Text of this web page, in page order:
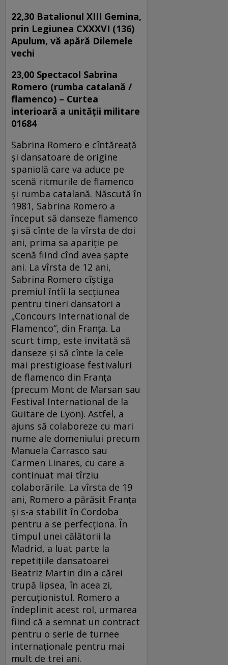
22,30 Batalionul XIII Gemina,
prin Legiunea CXXXVI (136)
Apulum, vă apără Dilemele
vechi
23,00 Spectacol Sabrina
Romero (rumba catalană /
flamenco) – Curtea
interioară a unității militare
01684
Sabrina Romero e cîntăreaţă
şi dansatoare de origine
spaniolă care va aduce pe
scenă ritmurile de flamenco
şi rumba catalană. Născută în
1981, Sabrina Romero a
început să danseze flamenco
şi să cînte de la vîrsta de doi
ani, prima sa apariţie pe
scenă fiind cînd avea şapte
ani. La vîrsta de 12 ani,
Sabrina Romero cîştiga
premiul întîi la secţiunea
pentru tineri dansatori a
„Concours International de
Flamenco“, din Franţa. La
scurt timp, este invitată să
danseze şi să cînte la cele
mai prestigioase festivaluri
de flamenco din Franţa
(precum Mont de Marsan sau
Festival International de la
Guitare de Lyon). Astfel, a
ajuns să colaboreze cu mari
nume ale domeniului precum
Manuela Carrasco sau
Carmen Linares, cu care a
continuat mai tîrziu
colaborările. La vîrsta de 19
ani, Romero a părăsit Franţa
şi s-a stabilit în Cordoba
pentru a se perfecţiona. În
timpul unei călătorii la
Madrid, a luat parte la
repetiţiile dansatoarei
Beatriz Martin din a cărei
trupă lipsea, în acea zi,
percuţionistul. Romero a
îndeplinit acest rol, urmarea
fiind că a semnat un contract
pentru o serie de turnee
internaţionale pentru mai
mult de trei ani.